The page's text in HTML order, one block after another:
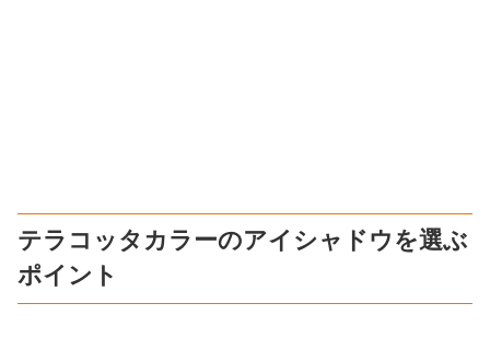
テラコッタカラーのアイシャドウを選ぶ
ポイント